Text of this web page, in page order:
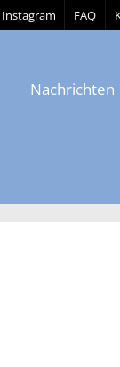
Instagram FAQ
Nachrichten